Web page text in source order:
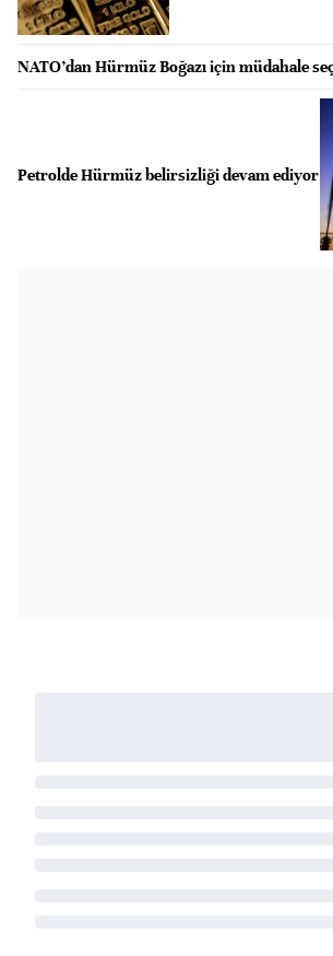
NATO’dan Hürmüz Boğazı için müdahale
Petrolde Hürmüz belirsizliği devam ediyor